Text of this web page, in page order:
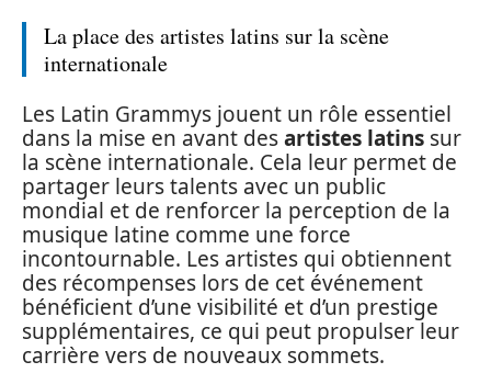
La place des artistes latins sur la scène
internationale
Les Latin Grammys jouent un rôle essentiel
dans la mise en avant desartistes latins sur
la scène internationale. Cela leur permet de
partager leurs talents avec un public
mondial et de renforcer la perception de la
musique latine comme une force
incontournable. Les artistes qui obtiennent
des récompenses lors de cet événement
bénéficient d’une visibilité et d’un prestige
supplémentaires, ce qui peut propulser leur
carrière vers de nouveaux sommets.